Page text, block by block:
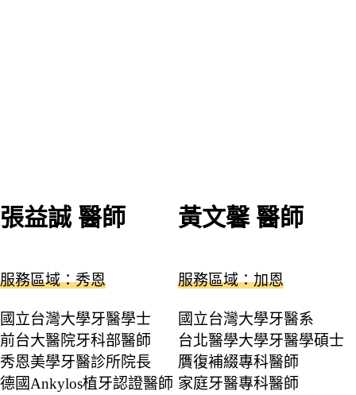
張益誠 醫師 黃文馨 醫師
服務區域：秀恩
國立台灣大學牙醫學士
前台大醫院牙科部醫師
秀恩美學牙醫診所院長
德國Ankylos植牙認證醫師
服務區域：加恩
國立台灣大學牙醫系
台北醫學大學牙醫學碩士
贋復補綴專科醫師
家庭牙醫專科醫師